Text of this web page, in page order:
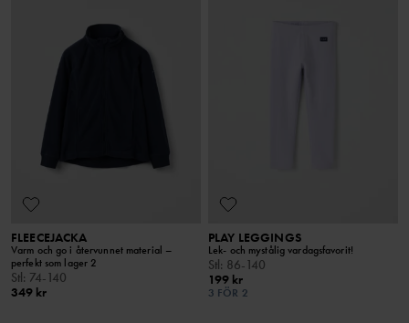
FLEECEJACKA
Varm och go i återvunnet material –
perfekt som lager 2
Stl: 74-140
349 kr
PLAY LEGGINGS
Lek- och mystålig vardagsfavorit!
Stl: 86-140
199 kr
3 FÖR 2